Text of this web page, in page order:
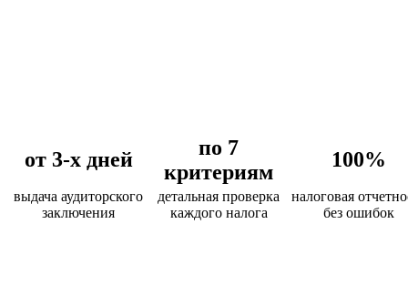
от 3-х дней
по 7
критериям
100%
выдача аудиторского
заключения
детальная проверка
каждого налога
налоговая
без ошибок